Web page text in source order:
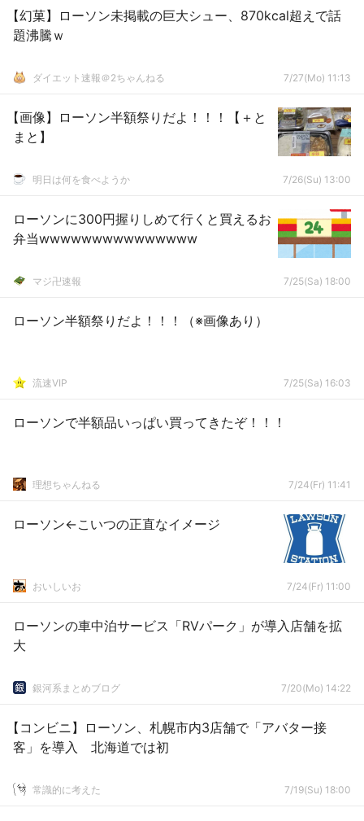
【幻菓】ローソン未掲載の巨大シュー、870kcal超えで話
題沸騰ｗ
ダイエット速報＠2ちゃんねる 7/27(Mo) 11:13
【画像】ローソン半額祭りだよ！！！【＋と
まと】
明日は何を食べようか 7/26(Su) 13:00
ローソンに300円握りしめて行くと買えるお
弁当wwwwwwwwwwwwwww
マジ卍速報 7/25(Sa) 18:00
ローソン半額祭りだよ！！！（※画像あり）
流速VIP 7/25(Sa) 16:03
ローソンで半額品いっぱい買ってきたぞ！！！
理想ちゃんねる 7/24(Fr) 11:41
ローソン←こいつの正直なイメージ
おいしいお 7/24(Fr) 11:00
ローソンの車中泊サービス「RVパーク」が導入店舗を拡
大
銀河系まとめブログ 7/20(Mo) 14:22
【コンビニ】ローソン、札幌市内3店舗で「アバター接
客」を導入 北海道では初
常識的に考えた 7/19(Su) 18:00